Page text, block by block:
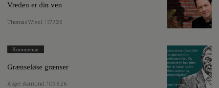
Vreden er din ven
Thomas Wivel / 17.7.26
Kommentar
Grænseløse grænser
Asger Aamund / 09.8.26